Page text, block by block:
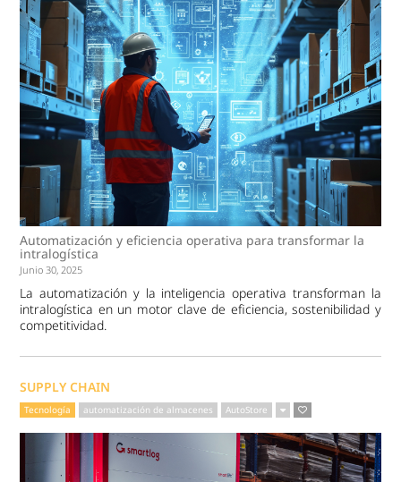
Automatización y eficiencia operativa para transformar la
intralogística
Junio 30, 2025
La automatización y la inteligencia operativa transforman la
intralogística en un motor clave de eficiencia, sostenibilidad y
competitividad.
SUPPLY CHAIN
Tecnología automatización de almacenes AutoStore